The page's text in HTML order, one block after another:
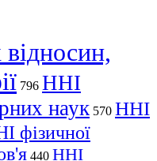
796 ННІ
наук 570 ННІ
фізичної
440 ННІ